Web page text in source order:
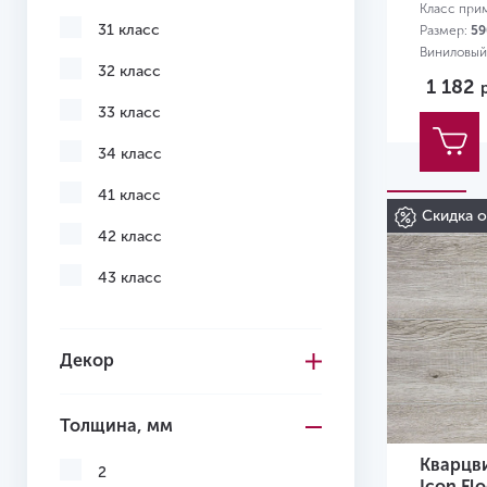
31 класс
32 класс
33 класс
34 класс
41 класс
42 класс
43 класс
Декор
Толщина, мм
2
Класс
Размер:
1 182
Скидка